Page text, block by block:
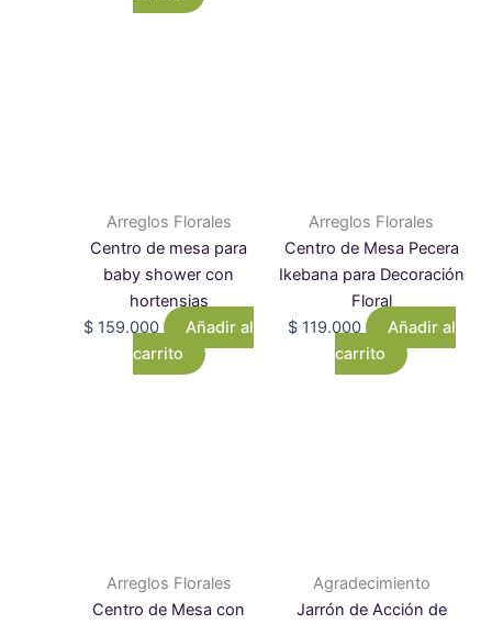
Arreglos Florales
Centro de mesa para
baby shower con
hortensias
$ 159.000
Añadir al
carrito
Arreglos Florales
Centro de Mesa Pecera
Ikebana para Decoración
Floral
$119.000
Añadir al
carrito
Arreglos Florales
Centro de Mesa con
Agradecimiento
Jarrón de Acción de